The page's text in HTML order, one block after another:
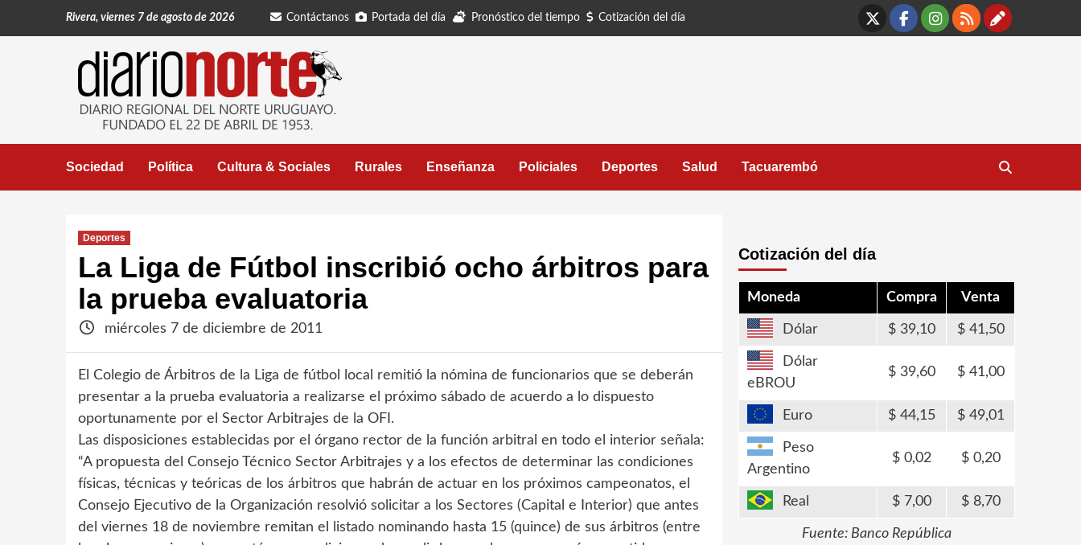
Rivera, viernes 7 de agosto de 2026 Contáctanos Portada del día Pronóstico del tiempo Cotización del día
X Facebook
Instagram
RSS
Sociedad Política Cultura & Sociales Rurales Enseñanza Policiales Deportes Salud Tacuarembó
Deportes
La Liga de Fútbol inscribió ocho árbitros para
la prueba evaluatoria
miércoles 7 de diciembre de 2011
El Colegio de Árbitros de la Liga de fútbol local remitió la nómina de funcionarios que se deberán
presentar a la prueba evaluatoria a realizarse el próximo sábado de acuerdo a lo dispuesto
oportunamente por el Sector Arbitrajes de la OFI.
Las disposiciones establecidas por el órgano rector de la función arbitral en todo el interior señala:
“A propuesta del Consejo Técnico Sector Arbitrajes y a los efectos de determinar las condiciones
físicas, técnicas y teóricas de los árbitros que habrán de actuar en los próximos campeonatos, el
Consejo Ejecutivo de la Organización resolvió solicitar a los Sectores (Capital e Interior) que antes
del viernes 18 de noviembre remitan el listado nominando hasta 15 (quince) de sus árbitros (entre
Cotización del día
Moneda Compra Venta
Dólar 39,10 41,50
Dólar
eBROU
39,60 41,00
Euro 44,15 49,01
Peso
Argentino
0,02 0,20
Real 7,00 8,70
Fuente: Banco República